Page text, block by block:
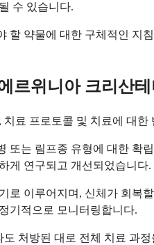
수 있습니다.
할 약물에 대한 구체적인 지
르위니아 크리산
치료 프로토콜 및 치료에 대
또는 림프종 유형에 대한 확
게 연구되고 개선되었습니다.
로 이루어지며, 신체가 회복
기적으로 모니터링합니다.
처방된 대로 전체 치료 과